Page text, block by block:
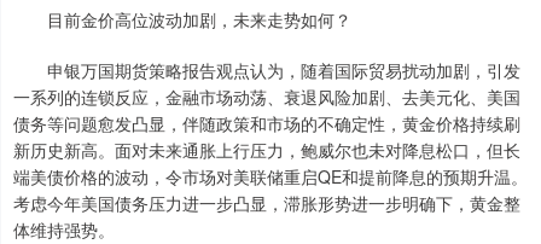
目前金价高位波动加剧，未来走势如何？
申银万国期货策略报告观点认为，随着国际贸易扰动加剧，引发
一系列的连锁反应，金融市场动荡、衰退风险加剧、去美元化、美国
债务等问题愈发凸显，伴随政策和市场的不确定性，黄金价格持续刷
新历史新高。面对未来通胀上行压力，鲍威尔也未对降息松口，但长
端美债价格的波动，令市场对美联储重启QE和提前降息的预期升温。
考虑今年美国债务压力进一步凸显，滞胀形势进一步明确下，黄金整
体维持强势。